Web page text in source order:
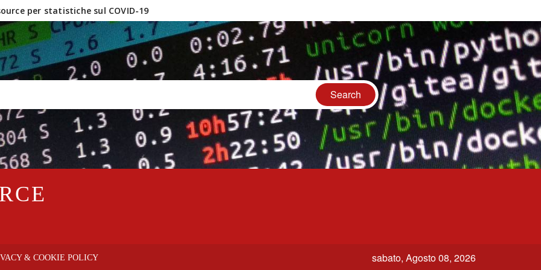
per statistiche sul COVID-19
e software OpenSource?
& COOKIE POLICY sabato, Agosto 08, 2026